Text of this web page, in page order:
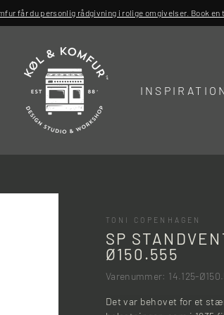
får du personlig rådgivning i rolige omgivelser. Book
TONI COPENHAGEN
SP
Ø150.555
Varenummer: 14.125-
Det var behovet for et